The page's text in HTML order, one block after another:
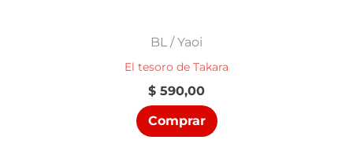
BL / Yaoi
El tesoro de Takara
$ 590,00
Comprar